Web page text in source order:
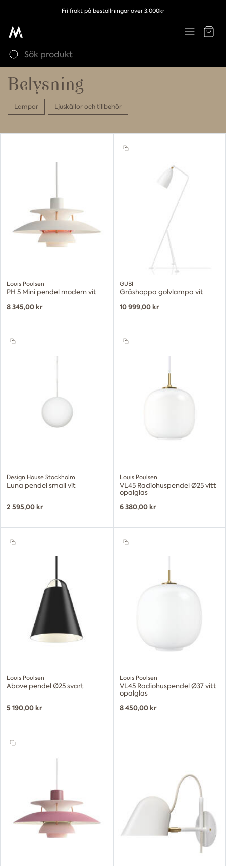
Fri frakt på beställningar över 3.000kr
Belysning
Lampor Ljuskällor och tillbehör
Louis Poulsen
PH 5 Mini pendel modern vit
8 345,00 kr
GUBI
Gräshoppa golvlampa vit
10 999,00 kr
Design House Stockholm
Luna pendel small vit
2 595,00 kr
Louis Poulsen
VL45 Radiohuspendel Ø25 vitt
opalglas
6 380,00 kr
Louis Poulsen
Above pendel Ø25 svart
5 190,00 kr
Louis Poulsen
VL45 Radiohuspendel Ø37 vitt
opalglas
8 450,00 kr